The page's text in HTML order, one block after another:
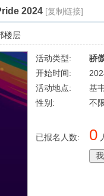
2024 [复制链接]
楼层
活动类型:
骄
开始时间:
活动地点:
基
性别:
不
已报名人数: 0